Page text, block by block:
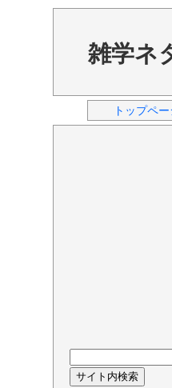
雑学ネ
トップペー